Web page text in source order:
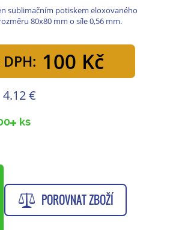
sublimačním potiskem eloxovaného
80x80 mm o síle 0,56 mm.
100 Kč
4.12 €
ks
POROVNAT ZBOŽÍ